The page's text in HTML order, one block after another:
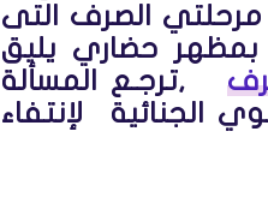
الصرف التى
بمظهر حضاري يليق
,ترجـع المسألة
الجنائية لإنتفاء